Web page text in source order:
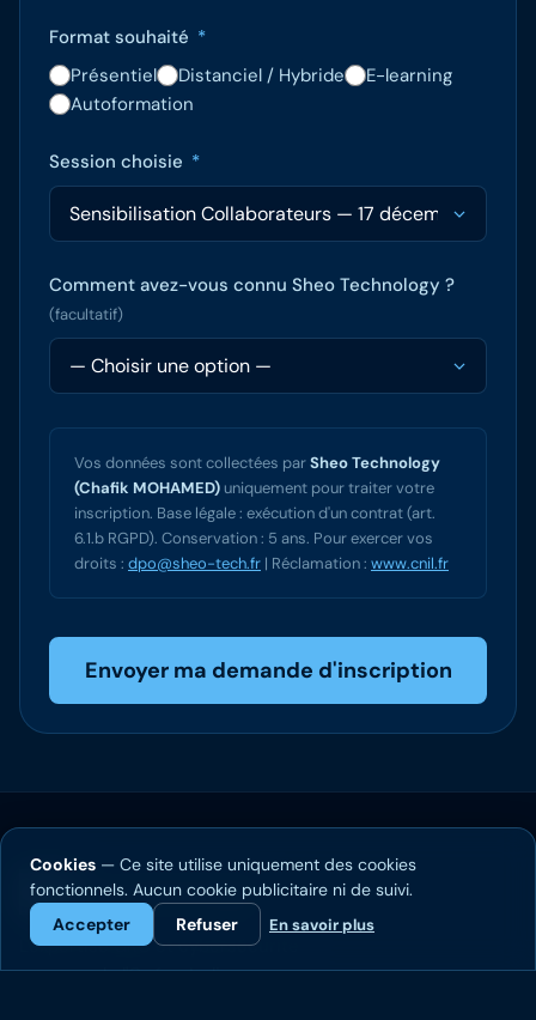
Format souhaité *
Présentiel
Distanciel / Hybride
E-learning
Autoformation
Session choisie *
Comment avez-vous connu Sheo Technology ?
(facultatif)
Vos données sont collectées parSheo Technology
(Chafik MOHAMED) uniquement pour traiter votre
inscription. Base légale : exécution d'un contrat (art.
6.1.b RGPD). Conservation : 5 ans. Pour exercer vos
droits : dpo@sheo-tech.fr | Réclamation : www.cnil.fr
Envoyer ma demande d'inscription
Sheo Technology
L'expertise GRC et cybersécurité
au cœur de l'Océan Indien
Cookies — Ce site utilise uniquement des cookies
fonctionnels. Aucun cookie publicitaire ni de suivi.
Accepter
Refuser En savoir plus